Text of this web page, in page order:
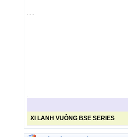
.....
.
XI LANH VUÔNG BSE SERIES